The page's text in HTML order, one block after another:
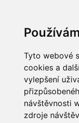
Tyto webové
cookies a
vylepšení
návštěvnosti
zdroje